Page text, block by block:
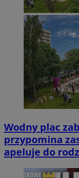
Wodny plac
przypomina
apeluje do